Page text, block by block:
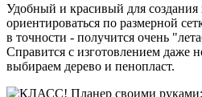
Удобный и красивый для создания
ориентироваться по размерной
в точности - получится очень
Справится с изготовлением даже
выбираем дерево и пенопласт.